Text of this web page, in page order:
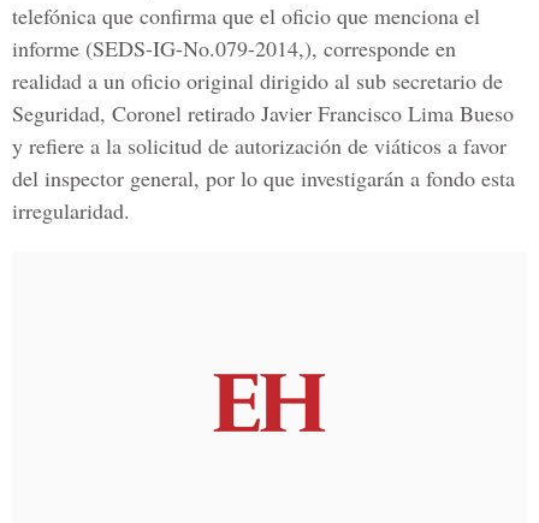
telefónica que confirma que el oficio que menciona el
informe (SEDS-IG-No.079-2014,), corresponde en
realidad a un oficio original dirigido al sub secretario de
Seguridad, Coronel retirado Javier Francisco Lima Bueso
y refiere a la solicitud de autorización de viáticos a favor
del inspector general, por lo que investigarán a fondo esta
irregularidad.